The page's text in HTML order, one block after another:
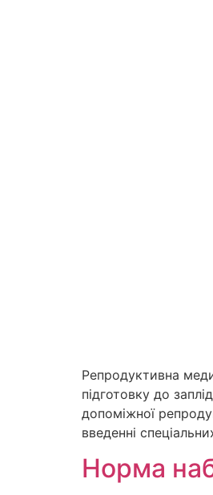
Репродуктивна
підготовку до
допоміжної
введенні
Норма